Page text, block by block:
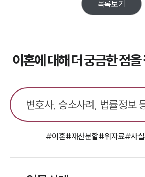
업무분야
상간자위자료계산
구성원 소개
이혼전문변호사
소식/자료
목록보기
이혼에 대해 더 궁금한 점
#이혼#재산분할#위자료#사실